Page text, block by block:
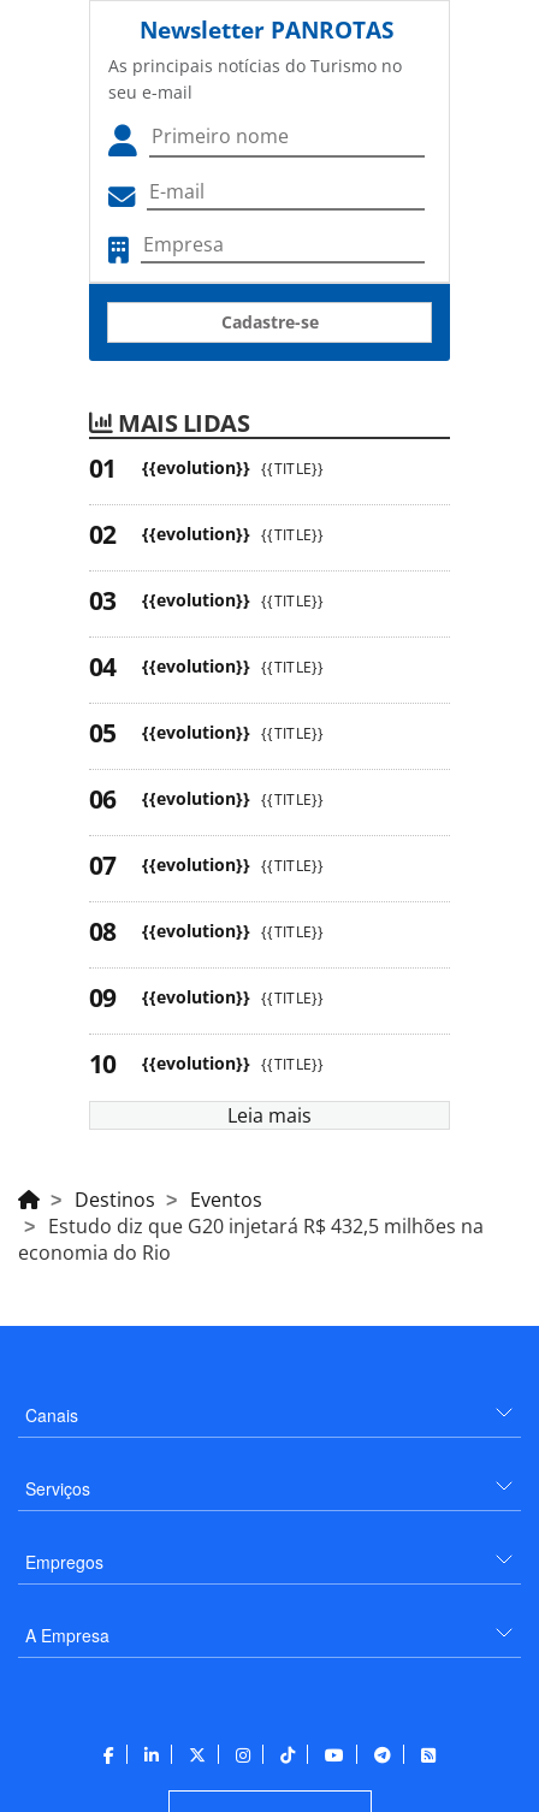
Newsletter PANROTAS
As principais notícias do Turismo no
seu e-mail
Cadastre-se
MAIS LIDAS
{{evolution}} {{TITLE}}
{{evolution}} {{TITLE}}
{{evolution}} {{TITLE}}
{{evolution}} {{TITLE}}
{{evolution}} {{TITLE}}
{{evolution}} {{TITLE}}
{{evolution}} {{TITLE}}
{{evolution}} {{TITLE}}
{{evolution}} {{TITLE}}
{{evolution}} {{TITLE}}
Leia mais
Destinos
Eventos
Estudo diz que G20 injetará R$ 432,5 milhões na
economia do Rio
Canais
Serviços
Empregos
A Empresa